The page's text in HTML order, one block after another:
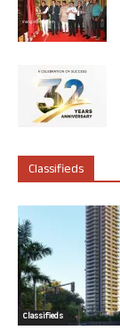
Classifieds
Classifieds